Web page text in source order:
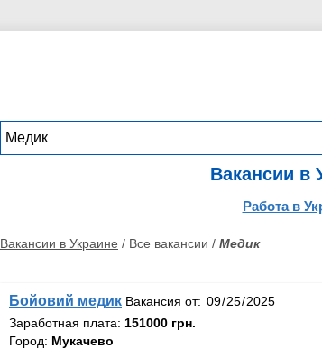
Вакансии в
Работа в
Вакансии в Украине / Все вакансии / Медик
Бойовий медик Вакансия от:
Заработная плата: 151000 грн.
Город: Мукачево